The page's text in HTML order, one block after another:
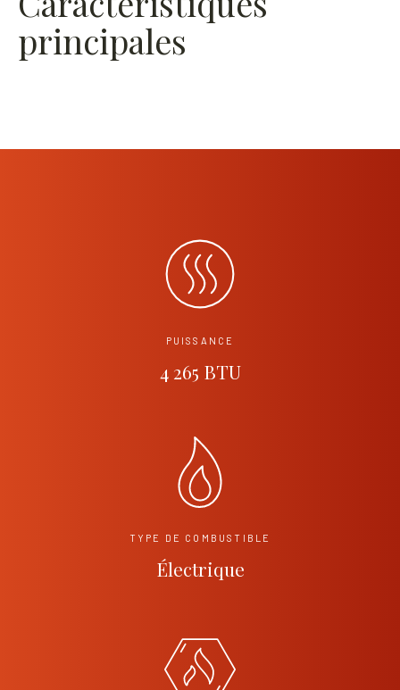
principales
PUISSANCE
4 265 BTU
TYPE DE COMBUSTIBLE
Électrique